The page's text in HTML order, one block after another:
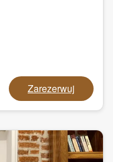
Zarezerwuj